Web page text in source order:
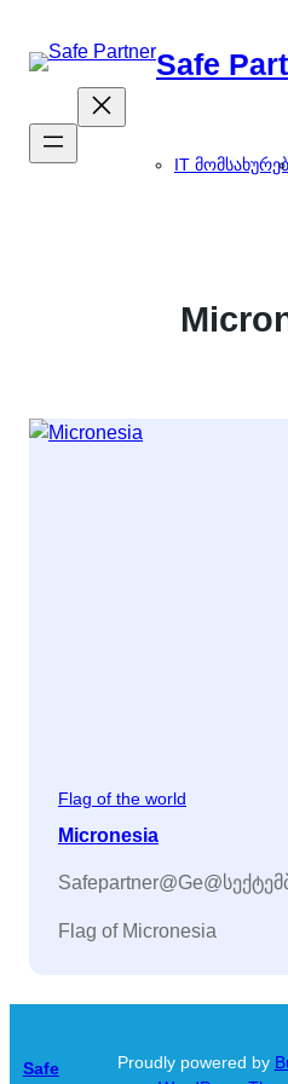
გადასვლა
Safe
IT
Flag of the world
Micronesia
Safepartner@ge@
Flag of Micronesia
Safe
Proudly powered by